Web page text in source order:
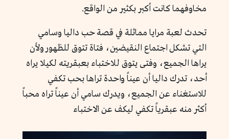
مخاوفهما كانت أكبر بكثير من الواقع.
تحدث لعبة مرايا مماثلة في قصة حب داليا وسامي
التي تشكل اجتماع النقيضين، فتاة تتوق للظهور ولأن
يراها الجميع، وفتى يتوق للاختباء بعبقريته لكيلا يراه
أحد، تدرك داليا أن عيناً واحدة تراها بحب تكفي
للاستغناء عن الجميع، ويدرك سامي أن عيناً تراه محباً
أكثر منه عبقرياً تكفي ليكف عن الاختباء